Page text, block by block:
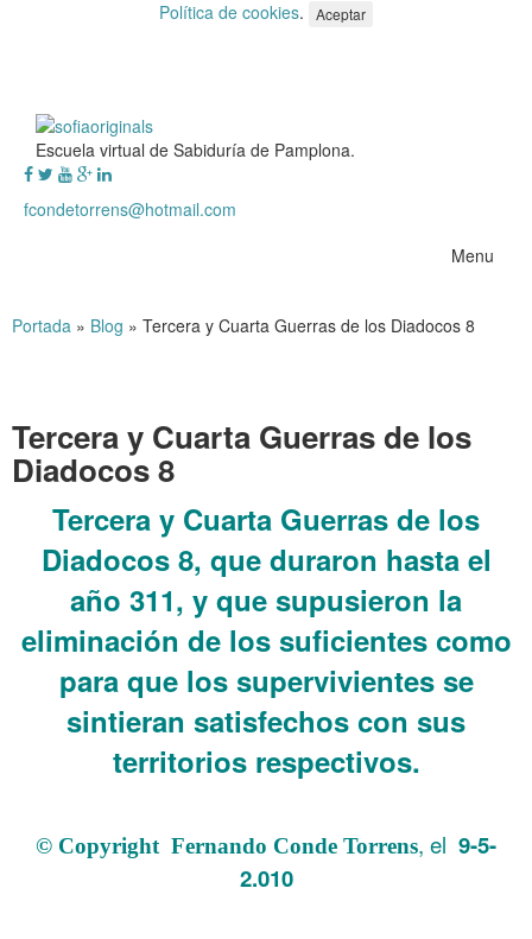
Política de cookies. Aceptar
Escuela virtual de Sabiduría de Pamplona.
fcondetorrens@hotmail.com
Menu
Portada » Blog » Tercera y Cuarta Guerras de los Diadocos 8
Tercera y Cuarta Guerras de los
Diadocos 8
Tercera y Cuarta Guerras de los
Diadocos 8, que duraron hasta el
año 311, y que supusieron la
eliminación de los suficientes como
para que los supervivientes se
sintieran satisfechos con sus
territorios respectivos.
© Copyright Fernando Conde Torrens, el 9-5-
2.010